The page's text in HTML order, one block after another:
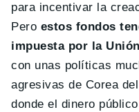
para incentivar la
Pero estos fondos
impuesta por la
con unas políticas
agresivas de Corea
donde el dinero